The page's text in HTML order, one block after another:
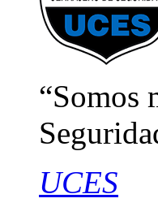
Somos
UCES